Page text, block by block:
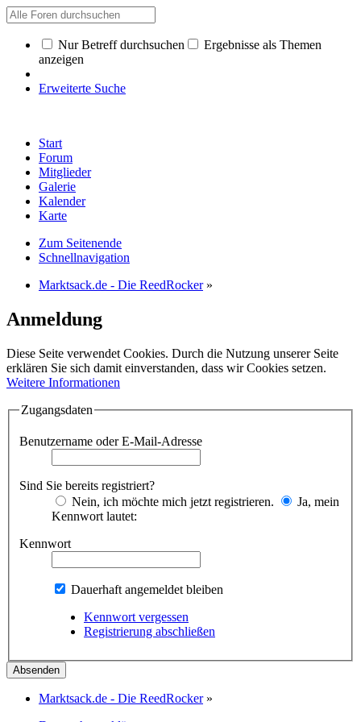
Nur Betreff durchsuchen
Ergebnisse als Themen
anzeigen
Erweiterte Suche
Start
Forum
Mitglieder
Galerie
Kalender
Karte
Zum Seitenende
Schnellnavigation
Marktsack.de - Die ReedRocker »
Anmeldung
Diese Seite verwendet Cookies. Durch die Nutzung unserer Seite
erklären Sie sich damit einverstanden, dass wir Cookies setzen.
Weitere Informationen
Zugangsdaten
Benutzername oder E-Mail-Adresse
Sind Sie bereits registriert?
Nein, ich möchte mich jetzt registrieren.
Ja, mein
Kennwort lautet:
Kennwort
Dauerhaft angemeldet bleiben
Kennwort vergessen
Registrierung abschließen
Marktsack.de - Die ReedRocker »